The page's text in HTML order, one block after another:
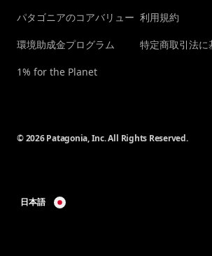
パタゴニアのコアバリュー
環境助成金プログラム
1% for the Planet
利用規約
特定商取引法に
© 2026 Patagonia, Inc. All Rights Reserved.
日本語